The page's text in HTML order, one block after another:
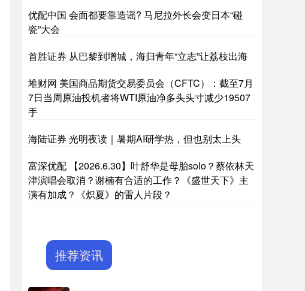
优配中国 会面都要靠造谣? 马尼拉外长会变日本“碰
瓷”大会
首胜证券 从巴黎到增城，海归青年“立志”让荔枝出海
堆财网 美国商品期货交易委员会（CFTC）：截至7月
7日当周原油投机者将WTI原油净多头头寸减少19507
手
海陆证券 光明夜读｜暑期AI研学热，但也别太上头
富深优配 【2026.6.30】叶舒华是母胎solo？蔡依林天
津演唱会取消？谢楠有合适的工作？《盛世天下》主
演有加成？《炽夏》的雷人片段？
推荐资讯